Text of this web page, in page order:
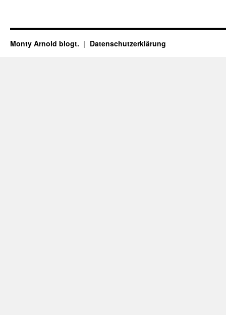
Monty Arnold blogt. Datenschutz­erklärung